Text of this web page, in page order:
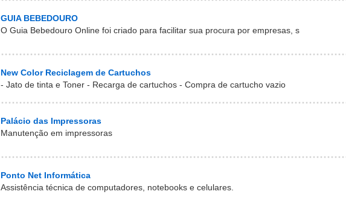
GUIA BEBEDOURO
O Guia Bebedouro Online foi criado para facilitar sua procura por empresas, s
New Color Reciclagem de Cartuchos
- Jato de tinta e Toner - Recarga de cartuchos - Compra de cartucho vazio
Palácio das Impressoras
Manutenção em impressoras
Ponto Net Informática
Assistência técnica de computadores, notebooks e celulares.